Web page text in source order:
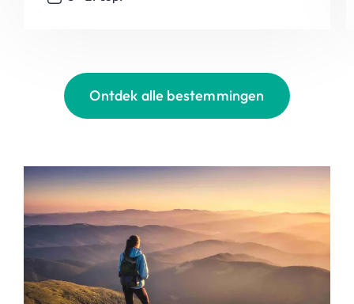
Ontdek alle bestemmingen